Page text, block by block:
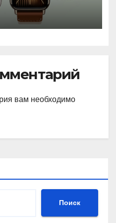
до
вам необходимо
Поиск